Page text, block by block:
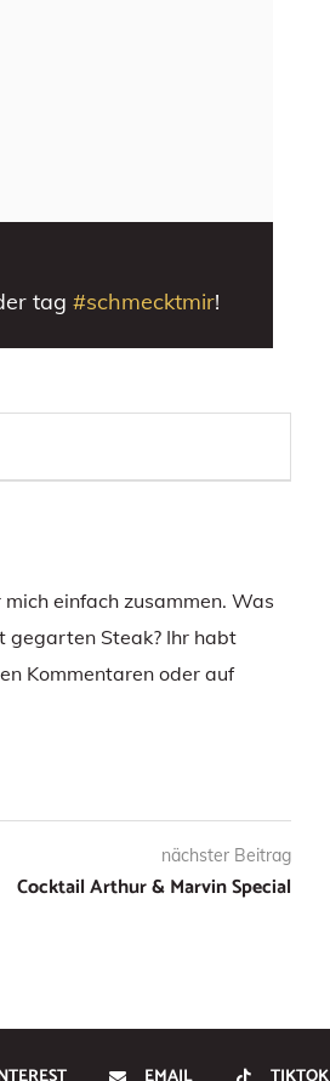
tag #schmecktmir!
einfach zusammen. Was
gegarten Steak? Ihr habt
Kommentaren oder auf
nächster Beitrag
Cocktail Arthur & Marvin Special